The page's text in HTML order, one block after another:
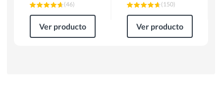
(46)
Ver producto
(150)
Ver producto